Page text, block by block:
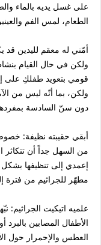
على غسل يديه بالماء
الطعام، لمس الفم
أمّني له معقم لليدين قد
ولكن في حال القيام
قومي بتعويد طفلكِ على
ولكن، بما أنّه ليس من
دون سنّ السادسة
أبقي حقيبته نظيفة:
من السهل جداً أن تتكاثر
إعمدي إلى تنظيفها
مطهّر للجراثيم من فترة
علميه اتيكيت الجراثيم:
الأطفال المصابين بالبرد
العطس والإحمرار حول